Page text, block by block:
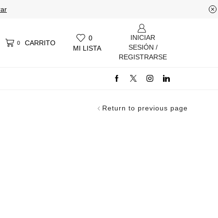
0 CARRITO
0
MI LISTA
INICIAR
SESIÓN /
REGISTRARSE
Return to previous page